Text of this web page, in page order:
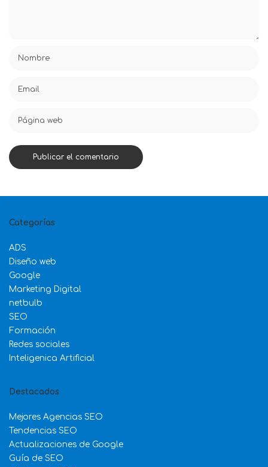
Categorías
ADS
Diseño web
Google
Marketing Digital
netbulb
SEO
Formación
Redes sociales
Inteligenica Artificial
Destacados
Mejores Agencias SEO
Tendencias SEO
Actualizaciones de Google
Guía de SEO